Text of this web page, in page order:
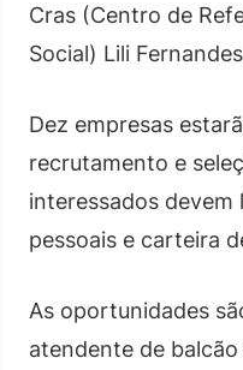
Cras (Centro de
Social) Lili
Dez empresas
recrutamento e
interessados
pessoais e carteira
As oportunidades
atendente de